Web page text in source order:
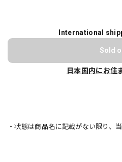
International
Sold
日本国内にお住
・状態は商品名に記載がない限り、